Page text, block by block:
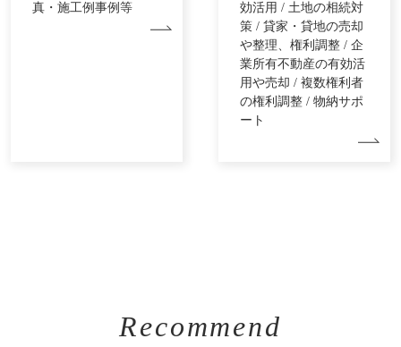
真・施工例事例等
効活用 / 土地の相続対
策 / 貸家・貸地の売却
や整理、権利調整 / 企
業所有不動産の有効活
用や売却 / 複数権利者
の権利調整 / 物納サポ
ート
Recommend